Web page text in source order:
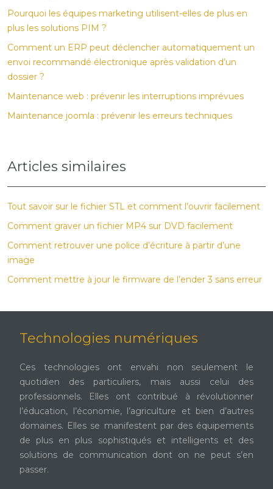
Pourquoi les équipes marketing utilisent-elles de plus en
plus les solutions PIM ?
Comment un ERP peut déclencher automatiquement un
envoi recommandé électronique après validation d’un
dossier ?
Maintenance web : prévenir les interruptions imprévues
Maintenance joomla : prévenir les erreurs techniques
Articles similaires
Tout savoir sur le fichier STL et comment l’ouvrir facilement
Comment graver un fichier MP4 sur DVD facilement
Comment retrouver une police d’écriture à partir d’une
image
Comment mettre à jour le firmware de l’ender 3 sans erreur
Technologies numériques
Ces technologies ont envahi non seulement le
quotidien des particuliers, mais aussi celui des
professionnels. Elles ont contribué à révolutionner
l’éducation, l’économie, l’agriculture et bien d’autres
domaines. Elles se manifestent par des équipements
de plus en plus sophistiqués et intelligents et des
solutions de communication dont on ne peut s’en
passer.